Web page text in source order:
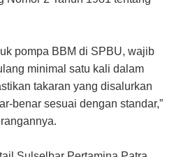
pompa BBM di SPBU, wajib
minimal satu kali dalam
takaran yang disalurkan
benar sesuai dengan standar,”